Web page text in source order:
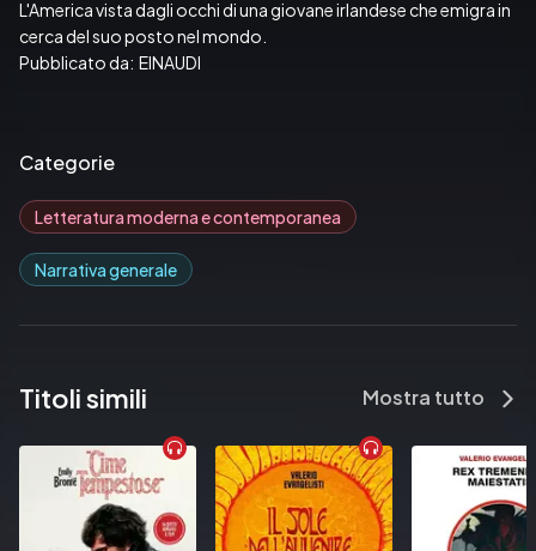
L'America vista dagli occhi di una giovane irlandese che emigra in
cerca del suo posto nel mondo.
Pubblicato da:  EINAUDI
Categorie
Letteratura moderna e contemporanea
Narrativa generale
Titoli simili Mostra tutto